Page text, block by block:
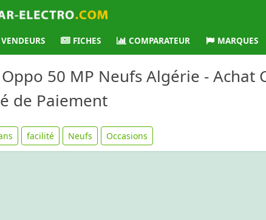
VENDEURS FICHES COMPARATEUR MARQUES
50 MP Neufs Algérie - Achat
de Paiement
facilité Neufs Occasions